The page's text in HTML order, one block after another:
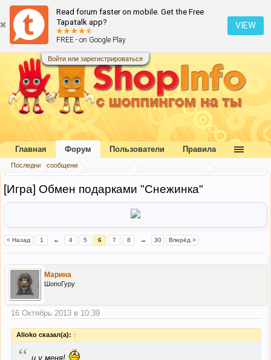
Read forum faster on mobile. Get the Free
Tapatalk app?
FREE - on Google Play
VIEW
Войти или зарегистрироваться
Главная Форум
[Игра] Обмен подарками "Снежинка"
< Назад 1 ← 4 5 6 7 8 → 30 Вперёд >
Марина
ШопоГуру
16 Октябрь 2013 в 10:39
Alioko сказал(а): ↑
“ и у меня!
Главная Форум
Последние сообщения
Пользователи Правила